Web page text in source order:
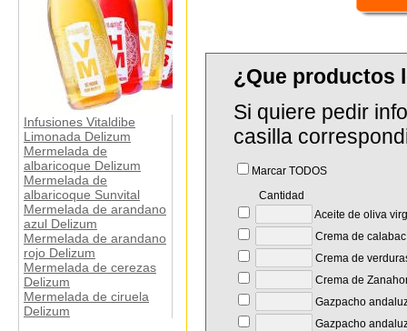
Infusiones Vitaldibe
Limonada Delizum
Mermelada de
albaricoque Delizum
Mermelada de
albaricoque Sunvital
Mermelada de arandano
azul Delizum
Mermelada de arandano
rojo Delizum
Mermelada de cerezas
Delizum
Mermelada de ciruela
Delizum
¿Que productos
Si quiere pedir
casilla
Marcar TODOS
Cantidad
Aceite de oliva
Crema de
Crema de
Crema de
Gazpacho
Gazpacho